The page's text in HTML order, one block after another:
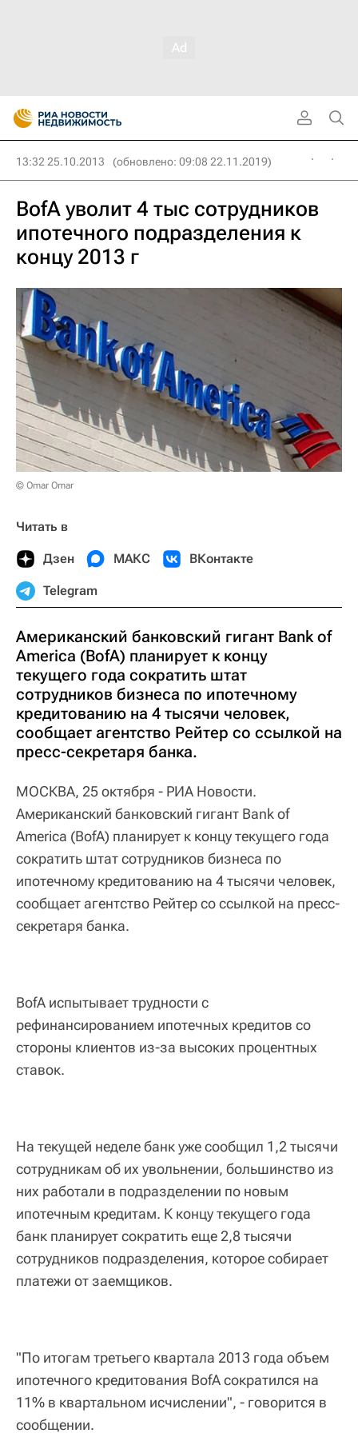
13:32 25.10.2013 (обновлено: 09:08 22.11.2019)
BofA уволит 4 тыс сотрудников
ипотечного подразделения к
концу 2013 г
© Omar Omar
Читать в
Дзен МАКС ВКонтакте
Telegram
Американский банковский гигант Bank of
America (BofA) планирует к концу
текущего года сократить штат
сотрудников бизнеса по ипотечному
кредитованию на 4 тысячи человек,
сообщает агентство Рейтер со ссылкой на
пресс-секретаря банка.
МОСКВА, 25 октября - РИА Новости.
Американский банковский гигант Bank of
America (BofA) планирует к концу текущего года
сократить штат сотрудников бизнеса по
ипотечному кредитованию на 4 тысячи человек,
сообщает агентство Рейтер со ссылкой на пресс-
секретаря банка.
BofA испытывает трудности с
рефинансированием ипотечных кредитов со
стороны клиентов из-за высоких процентных
ставок.
На текущей неделе банк уже сообщил 1,2 тысячи
сотрудникам об их увольнении, большинство из
них работали в подразделении по новым
ипотечным кредитам. К концу текущего года
банк планирует сократить еще 2,8 тысячи
сотрудников подразделения, которое собирает
платежи от заемщиков.
"По итогам третьего квартала 2013 года объем
ипотечного кредитования BofA сократился на
11% в квартальном исчислении", - говорится в
сообщении.